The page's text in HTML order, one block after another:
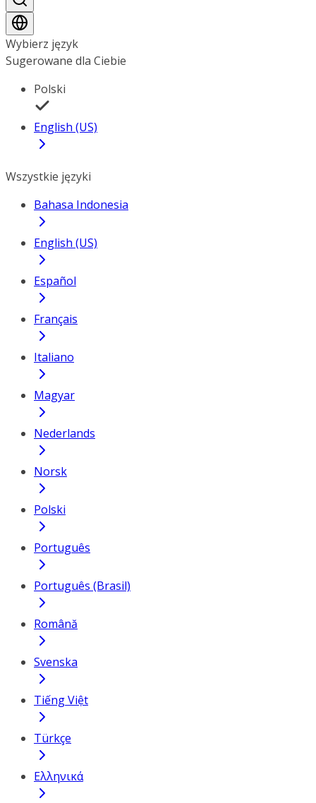
Wybierz język
Sugerowane dla Ciebie
Polski
English (US)
Wszystkie języki
Bahasa Indonesia
English (US)
Español
Français
Italiano
Magyar
Nederlands
Norsk
Polski
Português
Português (Brasil)
Română
Svenska
Tiếng Việt
Türkçe
Ελληνικά